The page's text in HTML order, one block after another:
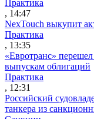
Практика
, 14:47
NexTouch выкупит
Практика
, 13:35
«Евротранс»
выпускам облигаций
Практика
, 12:31
Российский
танкера из